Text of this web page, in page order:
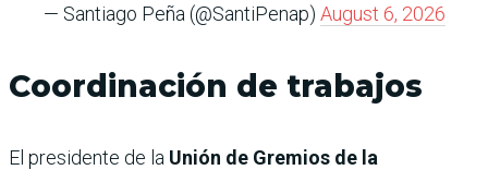
— Santiago Peña (@SantiPenap) August 6, 2026
Coordinación de trabajos
El presidente de la Unión de Gremios de la